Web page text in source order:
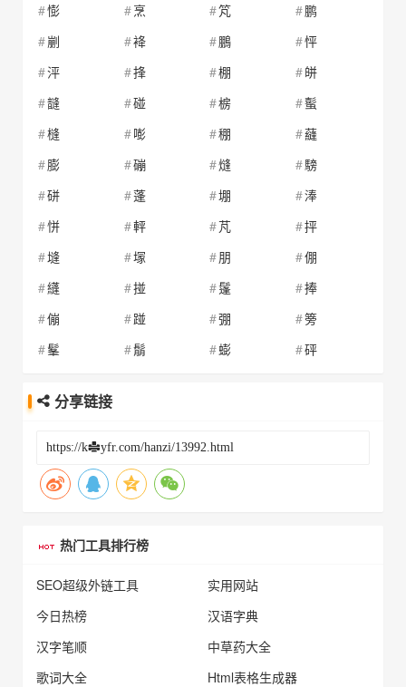
憉
烹 竼
鹏
剻
袶 鵬
怦
泙
捀 棚
皏
韼
碰 椖
蟚
槰
嘭 稝
蘕
膨
磞 熢
騯
硑
蓬 堋
淎
恲
軯 芃
抨
塳
塜 朋
倗
纄
掽 鬔
捧
傰
踫 弸
篣
髼
鬅 蟛 砰
分享链接
热门工具排行榜
SEO超级外链工具
实用网站
今日热榜
汉语字典
汉字笔顺
中草药大全
歌词大全
Html表格生成器